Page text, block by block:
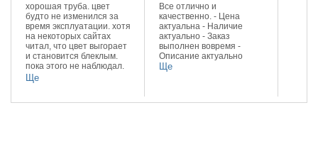
Все отлично и
качественно. - Цена
актуальна - Наличие
актуально - Заказ
выполнен вовремя -
Описание актуально
Ще
хорошая труба. цвет
будто не изменился за
время эксплуатации. хотя
на некоторых сайтах
читал, что цвет выгорает
и становится блеклым.
пока этого не наблюдал.
доволен качеством и
цветом.
Ще